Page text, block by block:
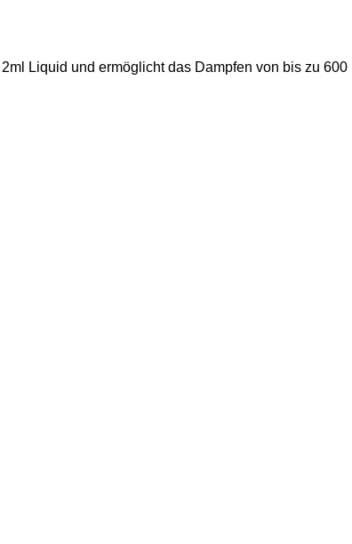
Liquid und ermöglicht das Dampfen von bis zu 600